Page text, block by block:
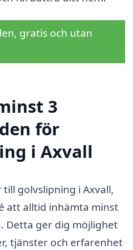
gratis och utan
3
för
i Axvall
golvslipning i Axvall,
att alltid inhämta minst
Detta ger dig möjlighet
tjänster och erfarenhet